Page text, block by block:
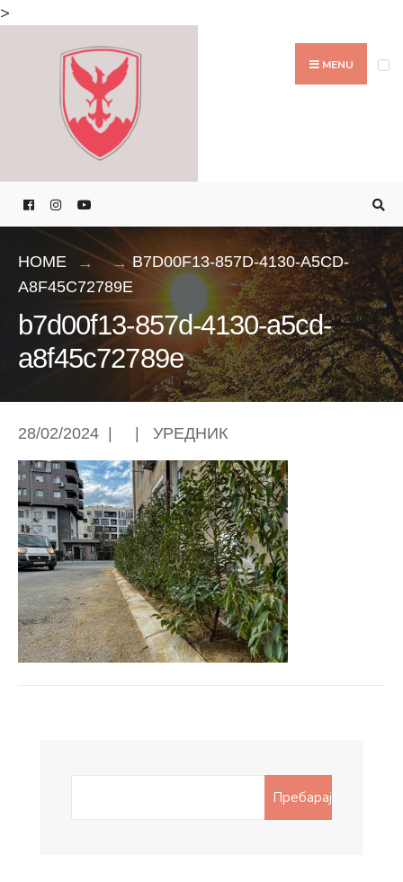
>
MENU
HOME
B7D00F13-857D-4130-A5CD-
A8F45C72789E
b7d00f13-857d-4130-a5cd-
a8f45c72789e
28/02/2024 УРЕДНИК
Пребарај